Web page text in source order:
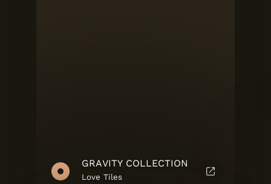
GRAVITY COLLECTION
Love Tiles